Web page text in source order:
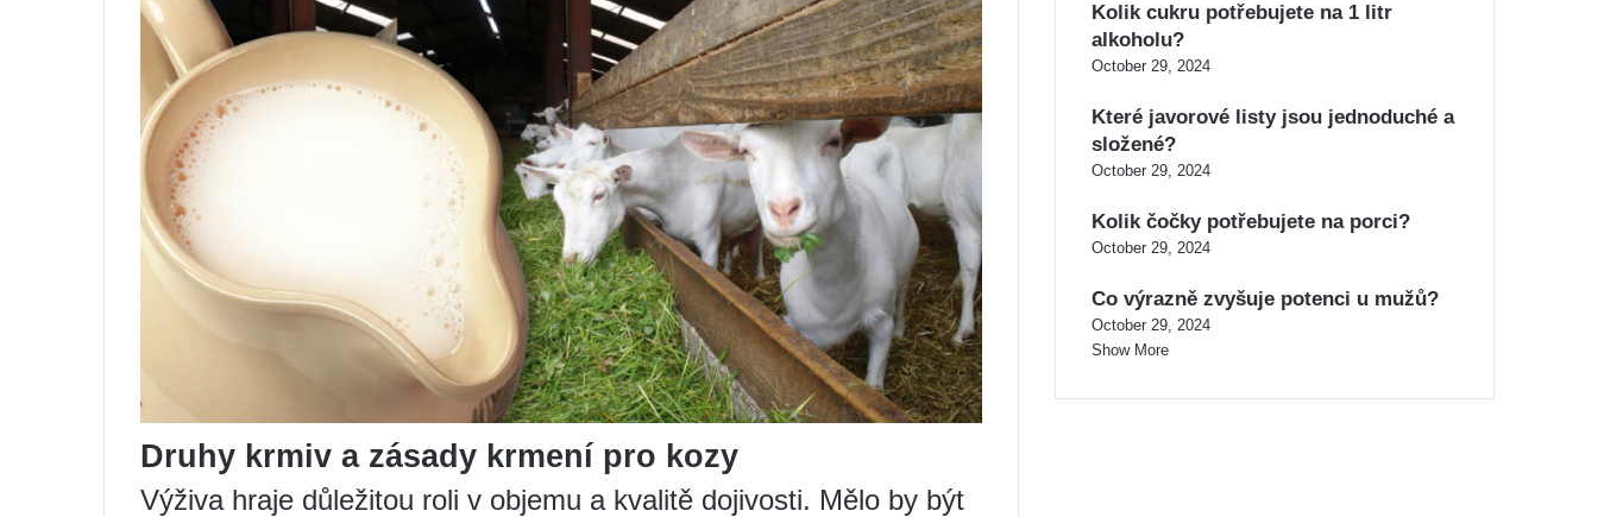
Druhy krmiv a zásady krmení pro kozy
Výživa hraje důležitou roli v objemu a kvalitě dojivosti. Mělo by být
Kolik cukru potřebujete na 1 litr
alkoholu?
October 29, 2024
Které javorové listy jsou jednoduché a
složené?
October 29, 2024
Kolik čočky potřebujete na porci?
October 29, 2024
Co výrazně zvyšuje potenci u mužů?
October 29, 2024
Show More